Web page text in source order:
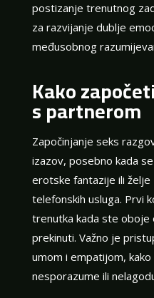
postizanje trenutnog
za razvijanje dublje
međusobnog
Kako
s partnerom
Započinjanje seks
izazov, posebno kada
erotske fantazije ili
telefonskih usluga. Prvi
trenutka kada ste oboje
prekinuti. Važno je
umom i empatijom,
nesporazume ili